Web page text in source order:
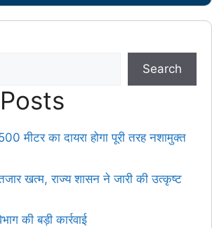
Search
मीटर का दायरा होगा पूरी तरह नशामुक्त
खत्म, राज्य शासन ने जारी की उत्कृष्ट
की बड़ी कार्रवाई